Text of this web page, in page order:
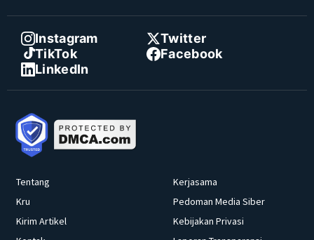
Instagram
Twitter
TikTok
Facebook
LinkedIn
Tentang
Kru
Kirim Artikel
Kerjasama
Pedoman Media Siber
Kebijakan Privasi